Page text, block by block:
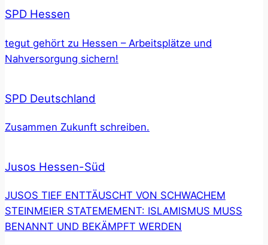
SPD Hessen
tegut gehört zu Hessen – Arbeitsplätze und
Nahversorgung sichern!
SPD Deutschland
Zusammen Zukunft schreiben.
Jusos Hessen-Süd
JUSOS TIEF ENTTÄUSCHT VON SCHWACHEM
STEINMEIER STATEMEMENT: ISLAMISMUS MUSS
BENANNT UND BEKÄMPFT WERDEN